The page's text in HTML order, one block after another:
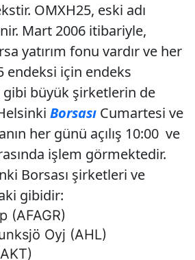
OMXH25, eski adı
Mart 2006 itibariyle,
yatırım fonu vardır ve her
endeksi için endeks
gibi büyük şirketlerin de
Borsası Cumartesi ve
her günü açılış 10:00 ve
işlem görmektedir.
Borsası şirketleri ve
gibidir:
(AFAGR)
Oyj (AHL)